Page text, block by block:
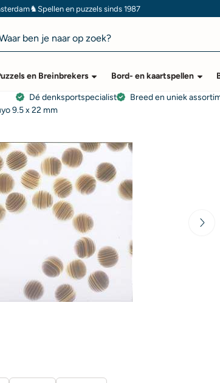
♞Spellen en puzzels sinds 1987
en Breinbrekers Bord- en kaartspellen
Dé denksportspecialist Breed en uniek
9.5 x 22 mm